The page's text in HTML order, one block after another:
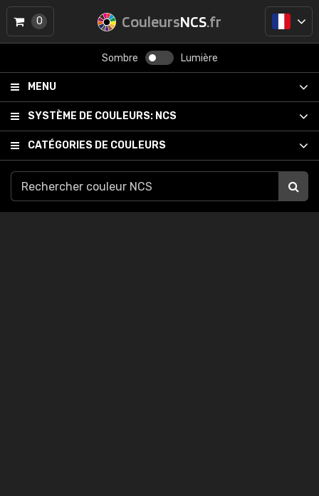
CouleursNCS.fr
Sombre Lumière
MENU
SYSTÈME DE COULEURS: NCS
CATÉGORIES DE COULEURS
0